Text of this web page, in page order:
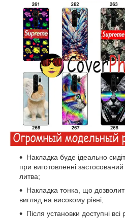
Накладка буде ідеально
при виготовленні
литва;
Накладка тонка, що
вигляд на високому рівні;
Після установки доступні